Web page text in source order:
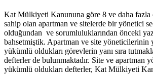
Kat Mülkiyeti Kanununa göre 8 ve daha fazla
sahip olan apartman ve sitelerde bir yönetici
olduğundan ve sorumluluklarından önceki
bahsetmiştik. Apartman ve site yöneticilerinin
yükümlü oldukları görevlerin yanı sıra
defterler de bulunmaktadır. Site ve apartman
yükümlü oldukları defterler, Kat Mülkiyeti